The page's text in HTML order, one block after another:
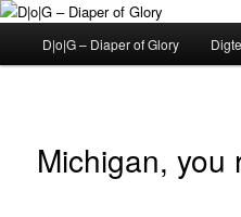
Fortsæt
primært
D|o|G – Diaper of Glory Digte
Michigan, you